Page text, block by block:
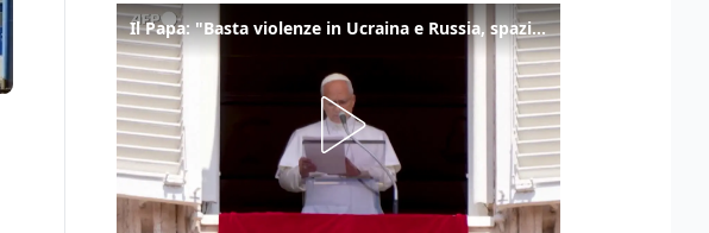
Il Papa: "Basta violenze in Ucraina e Russia, spazio a diplomazia"